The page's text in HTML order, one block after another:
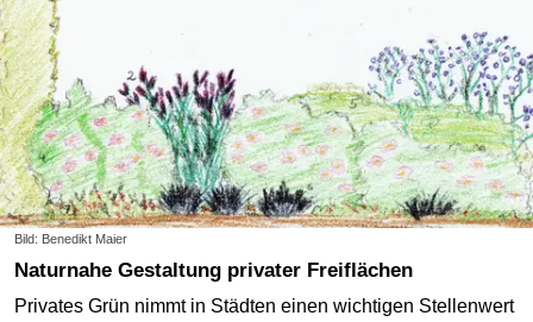
Bild: Benedikt Maier
Naturnahe Gestaltung privater Freiflächen
Privates Grün nimmt in Städten einen wichtigen Stellenwert